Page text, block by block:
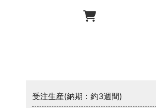
受注生産(納期：約3週間)